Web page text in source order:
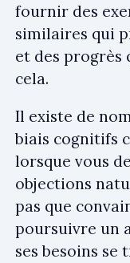
fournir des
similaires qui
et des progrès
cela.
Il existe de
biais cognitifs
lorsque vous
objections
pas que
poursuivre un
ses besoins